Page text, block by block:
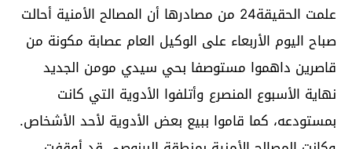
علمت الحقيقة24 من مصادرها أن المصالح الأمنية أحالت
صباح اليوم الأربعاء على الوكيل العام عصابة مكونة من
قاصرين داهموا مستوصفا بحي سيدي مومن الجديد
نهاية الأسبوع المنصرع وأتلفوا الأدوية التي كانت
بمستودعه، كما قاموا ببيع بعض الأدوية لأحد الأشخاص.